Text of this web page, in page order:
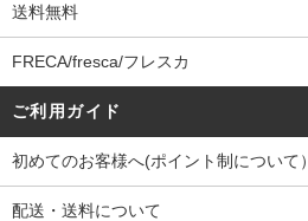
送料無料
FRECA/fresca/フレスカ
ご利用ガイド
初めてのお客様へ(ポイント制について）
配送・送料について